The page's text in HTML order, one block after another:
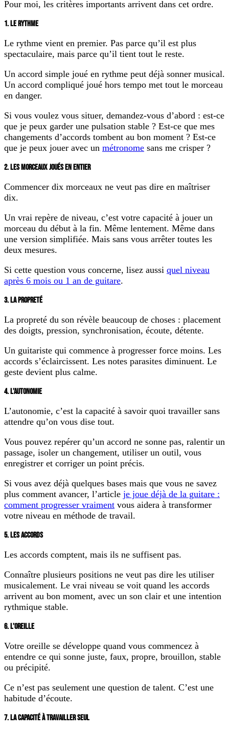
Pour moi, les critères importants arrivent dans cet ordre.
1. LE RYTHME
Le rythme vient en premier. Pas parce qu’il est plus
spectaculaire, mais parce qu’il tient tout le reste.
Un accord simple joué en rythme peut déjà sonner musical.
Un accord compliqué joué hors tempo met tout le morceau
en danger.
Si vous voulez vous situer, demandez-vous d’abord : est-ce
que je peux garder une pulsation stable ? Est-ce que mes
changements d’accords tombent au bon moment ? Est-ce
que je peux jouer avec un métronome sans me crisper ?
2. LES MORCEAUX JOUÉS EN ENTIER
Commencer dix morceaux ne veut pas dire en maîtriser
dix.
Un vrai repère de niveau, c’est votre capacité à jouer un
morceau du début à la fin. Même lentement. Même dans
une version simplifiée. Mais sans vous arrêter toutes les
deux mesures.
Si cette question vous concerne, lisez aussi quel niveau
après 6 mois ou 1 an de guitare.
3. LA PROPRETÉ
La propreté du son révèle beaucoup de choses : placement
des doigts, pression, synchronisation, écoute, détente.
Un guitariste qui commence à progresser force moins. Les
accords s’éclaircissent. Les notes parasites diminuent. Le
geste devient plus calme.
4. L’AUTONOMIE
L’autonomie, c’est la capacité à savoir quoi travailler sans
attendre qu’on vous dise tout.
Vous pouvez repérer qu’un accord ne sonne pas, ralentir un
passage, isoler un changement, utiliser un outil, vous
enregistrer et corriger un point précis.
Si vous avez déjà quelques bases mais que vous ne savez
plus comment avancer, l’article je joue déjà de la guitare :
comment progresser vraiment vous aidera à transformer
votre niveau en méthode de travail.
5. LES ACCORDS
Les accords comptent, mais ils ne suffisent pas.
Connaître plusieurs positions ne veut pas dire les utiliser
musicalement. Le vrai niveau se voit quand les accords
arrivent au bon moment, avec un son clair et une intention
rythmique stable.
6. L’OREILLE
Votre oreille se développe quand vous commencez à
entendre ce qui sonne juste, faux, propre, brouillon, stable
ou précipité.
Ce n’est pas seulement une question de talent. C’est une
habitude d’écoute.
7. LA CAPACITÉ À TRAVAILLER SEUL